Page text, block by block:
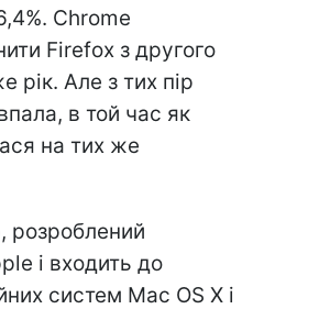
Chrome
Firefox з другого
рік. Але з тих пір
в той час як
на тих же
розроблений
і входить до
систем Mac OS X і